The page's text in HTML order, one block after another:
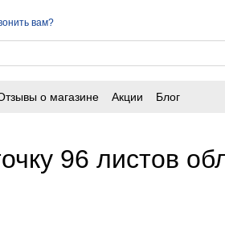
вам?
о магазине Акции
Блог
96 листов